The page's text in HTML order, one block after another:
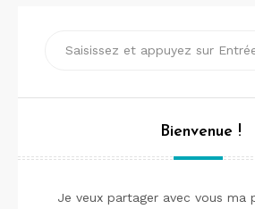
Bienvenue !
Je veux partager avec vous ma